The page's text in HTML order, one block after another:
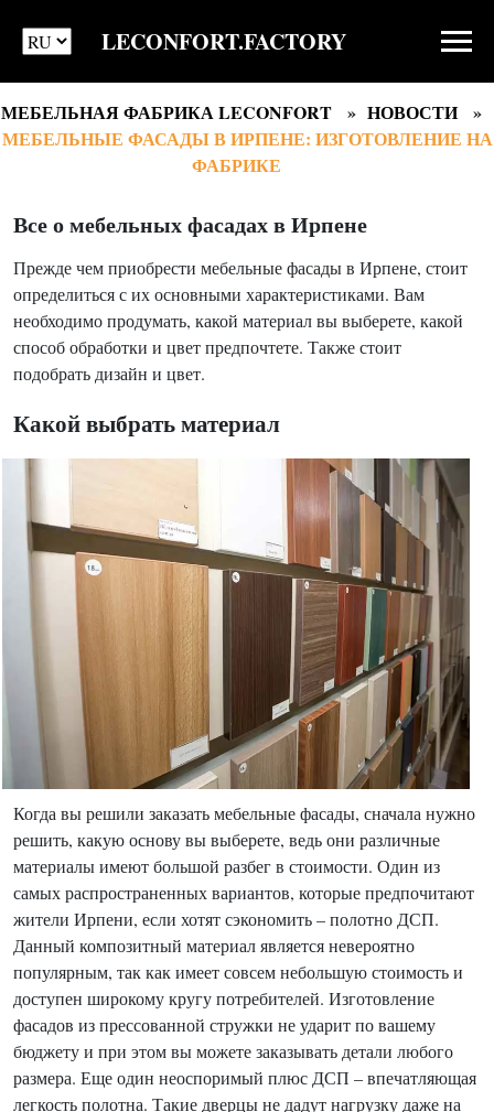
LECONFORT.FACTORY
МЕБЕЛЬНАЯ ФАБРИКА LECONFORT
НОВОСТИ
МЕБЕЛЬНЫЕ ФАСАДЫ В ИРПЕНЕ: ИЗГОТОВЛЕНИЕ НА
ФАБРИКЕ
Все о мебельных фасадах в Ирпене
Прежде чем приобрести мебельные фасады в Ирпене, стоит
определиться с их основными характеристиками. Вам
необходимо продумать, какой материал вы выберете, какой
способ обработки и цвет предпочтете. Также стоит
подобрать дизайн и цвет.
Какой выбрать материал
Когда вы решили заказать мебельные фасады, сначала нужно
решить, какую основу вы выберете, ведь они различные
материалы имеют большой разбег в стоимости. Один из
самых распространенных вариантов, которые предпочитают
жители Ирпени, если хотят сэкономить – полотно ДСП.
Данный композитный материал является невероятно
популярным, так как имеет совсем небольшую стоимость и
доступен широкому кругу потребителей. Изготовление
фасадов из прессованной стружки не ударит по вашему
бюджету и при этом вы можете заказывать детали любого
размера. Еще один неоспоримый плюс ДСП – впечатляющая
легкость полотна. Такие дверцы не дадут нагрузку даже на